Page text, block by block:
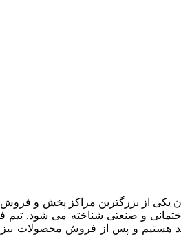
یکی از بزرگترین مراکز پخش و
و صنعتی شناخته می شود. تیم
هستیم و پس از فروش محصولات